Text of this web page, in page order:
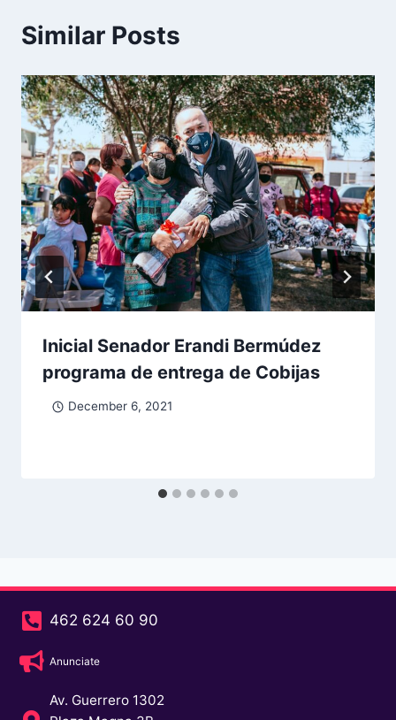
Similar Posts
Inicial Senador Erandi Bermúdez
programa de entrega de Cobijas
December 6, 2021
462 624 60 90
Anunciate
Av. Guerrero 1302